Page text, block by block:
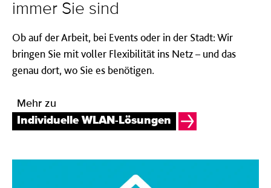
immer Sie sind
Ob auf der Arbeit, bei Events oder in der Stadt: Wir
bringen Sie mit voller Flexibilität ins Netz – und das
genau dort, wo Sie es benötigen.
Mehr zu
Individuelle WLAN-Lösungen